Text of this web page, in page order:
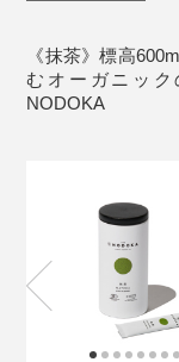
マグカップや湯
はじめは少しの
ぜて溶かしてあ
ただきたいです
ひ！
ミルクに注ぐの
ホットなら、30
（お好みで）を
でください。
写真は『THE NODOKA
み、洪氏は驚きま
日本で慣れ親し
べてみると、海
本産ではなかっ
《抹茶》標高
むオーガニック
NODOKA